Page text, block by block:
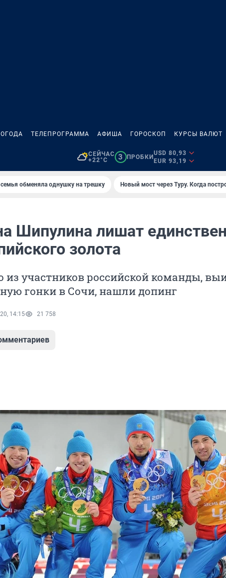
ТЕЛЕПРОГРАММА АФИША ГОРОСКОП КУРСЫ ВАЛЮТ
СЕЙЧАС
+22°C
3 ПРОБКИ
USD 80,93
EUR 93,19
обменяла однушку на трешку Новый мост через Туру. Когда
Шипулина лишат
золота
из участников российской команды,
гонки в Сочи, нашли допинг
14:15 21 758